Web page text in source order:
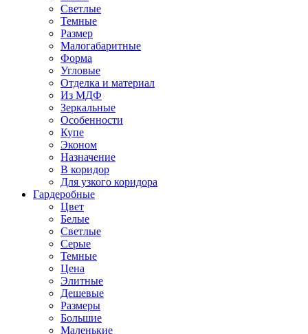
Светлые
Темные
Размер
Малогабаритные
Форма
Угловые
Отделка и материал
Из МДФ
Зеркальные
Особенности
Купе
Эконом
Назначение
В коридор
Для узкого коридора
Гардеробные
Цвет
Белые
Светлые
Серые
Темные
Цена
Элитные
Дешевые
Размеры
Большие
Маленькие